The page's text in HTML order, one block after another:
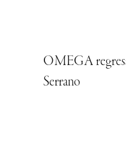
OMEGA
Serrano